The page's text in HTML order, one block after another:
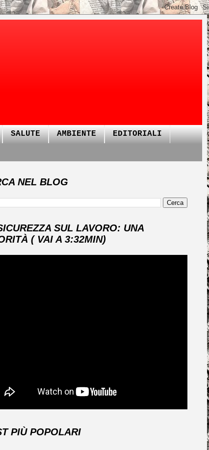
SALUTE AMBIENTE EDITORIALI
NEL BLOG
SUL LAVORO: UNA
( VAI A 3:32MIN)
PIÙ POPOLARI